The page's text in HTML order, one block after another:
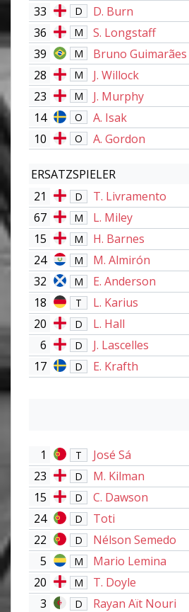
33
D
D. Burn
36
M
S. Longstaff
39
M
Bruno Guimarães
28
M J. Willock
23 M J. Murphy
14 O A. Isak
10 O A. Gordon
ERSATZSPIELER
21
D T. Livramento
67 M L. Miley
15 M H. Barnes
24 M M. Almirón
32 M E. Anderson
18 T
L. Karius
20
D
L. Hall
6
D
J. Lascelles
17
D E. Krafth
1 T José Sá
23 D
M. Kilman
15
D
C. Dawson
24
D Toti
22 D
Nélson Semedo
5
M Mario Lemina
20 M
T. Doyle
3
D Rayan Aït Nouri